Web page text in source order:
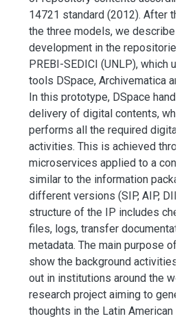
14721 standard (2012). After
the three models, we describe
development in the repositories
PREBI-SEDICI (UNLP), which
tools DSpace, Archivematica
In this prototype, DSpace
delivery of digital contents,
performs all the required digital
activities. This is achieved
microservices applied to a
similar to the information
different versions (SIP, AIP,
structure of the IP includes
files, logs, transfer
metadata. The main purpose of
show the background activities
out in institutions around the
research project aiming to
thoughts in the Latin American